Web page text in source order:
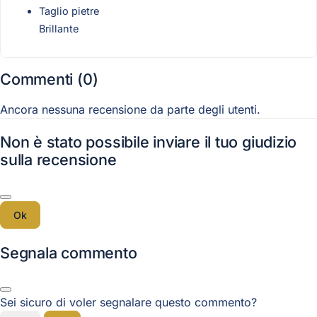
Taglio pietre
Brillante
Commenti (0)
Ancora nessuna recensione da parte degli utenti.
Non è stato possibile inviare il tuo giudizio
sulla recensione
Ok
Segnala commento
Sei sicuro di voler segnalare questo commento?